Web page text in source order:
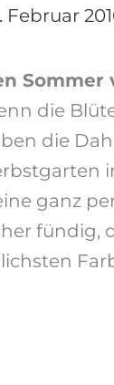
Februar
Sommer
die
die
ganz
fündig,